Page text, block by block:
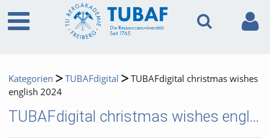
Kategorien TUBAFdigital
TUBAFdigital christmas wishes
english 2024
TUBAFdigital christmas wishes english 2024